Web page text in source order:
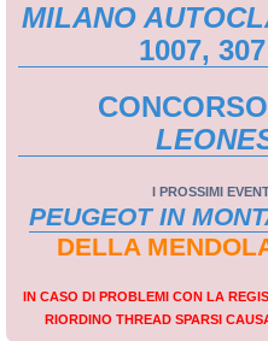
MILANO
1007,
CONCORSO
I PROSSIMI
PEUGEOT IN
DELLA
IN CASO DI PROBLEMI CON LA
RIORDINO THREAD SPARSI